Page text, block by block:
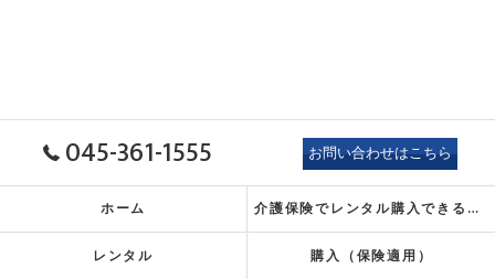
045-361-1555 お問い合わせはこちら
ホーム 介護保険でレンタル購入できるもの
レンタル 購入（保険適用）